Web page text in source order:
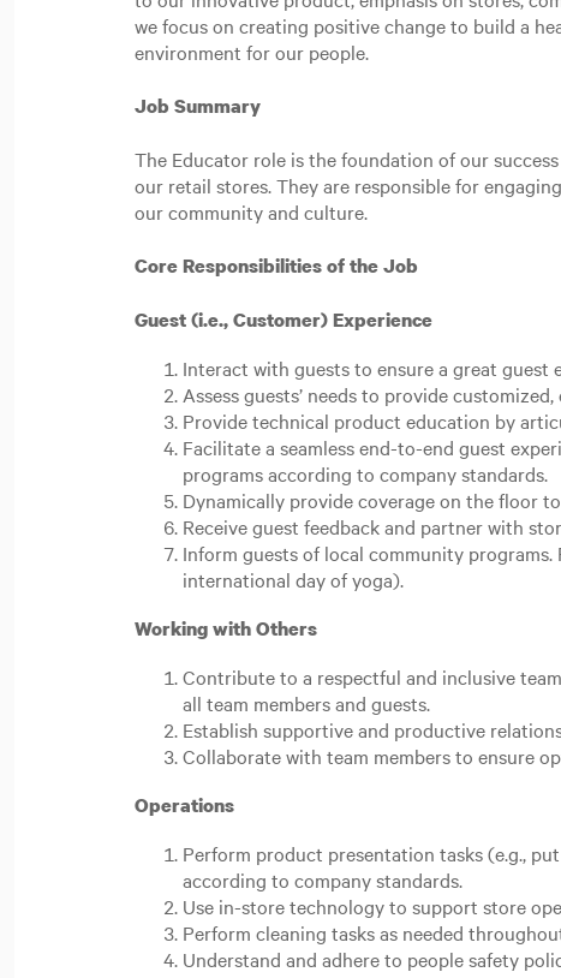
we focus on creating positive change to build a
environment for our people.
Job Summary
The Educator role is the foundation of our
our retail stores. They are responsible for
our community and culture.
Core Responsibilities of the Job
Guest (i.e., Customer) Experience
Interact with guests to ensure a great guest
Assess guests’ needs to provide
Provide technical product education by
Facilitate a seamless end-to-end guest
programs according to company standards.
Dynamically provide coverage on the floor
Receive guest feedback and partner with
Inform guests of local community
international day of yoga).
Working with Others
Contribute to a respectful and inclusive
all team members and guests.
Establish supportive and productive
Collaborate with team members to ensure
Operations
Perform product presentation tasks (e.g.,
according to company standards.
Use in-store technology to support store
Perform cleaning tasks as needed
Understand and adhere to people safety